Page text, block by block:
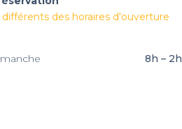
des horaires d'ouverture
8h – 2h